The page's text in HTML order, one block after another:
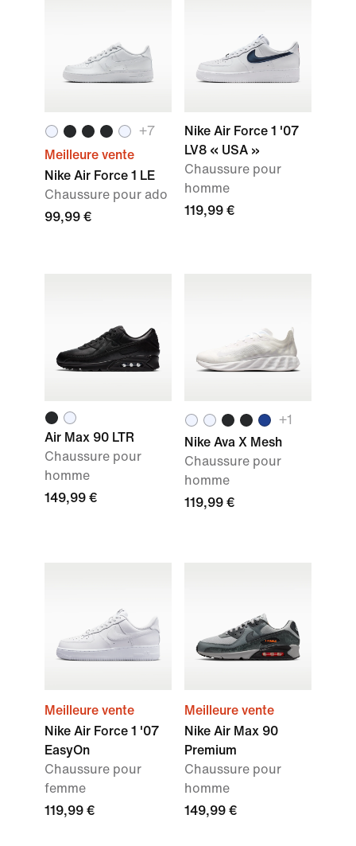
+7
Meilleure vente
Nike Air Force 1 LE
Chaussure pour ado
99,99 €
Nike Air Force 1 '07
LV8 « USA »
Chaussure pour
homme
119,99 €
Air Max 90 LTR
Chaussure pour
homme
149,99 €
+1
Nike Ava X Mesh
Chaussure pour
homme
119,99 €
Meilleure vente
Nike Air Force 1 '07
EasyOn
Chaussure pour
femme
119,99 €
Meilleure vente
Nike Air Max 90
Premium
Chaussure pour
homme
149,99 €